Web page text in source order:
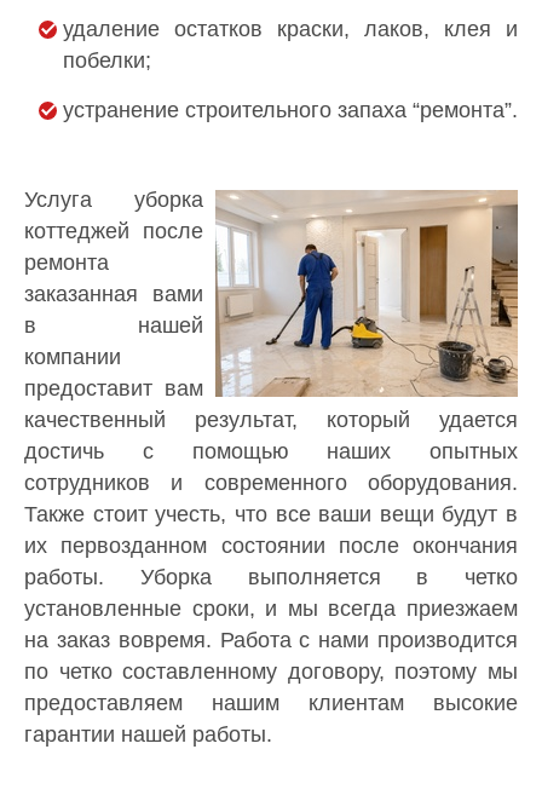
удаление остатков краски, лаков, клея и
побелки;
устранение строительного запаха “ремонта”.
Услуга уборка
коттеджей после
ремонта
заказанная вами
в нашей
компании
предоставит вам
качественный результат, который удается
достичь с помощью наших опытных
сотрудников и современного оборудования.
Также стоит учесть, что все ваши вещи будут в
их первозданном состоянии после окончания
работы. Уборка выполняется в четко
установленные сроки, и мы всегда приезжаем
на заказ вовремя. Работа с нами производится
по четко составленному договору, поэтому мы
предоставляем нашим клиентам высокие
гарантии нашей работы.